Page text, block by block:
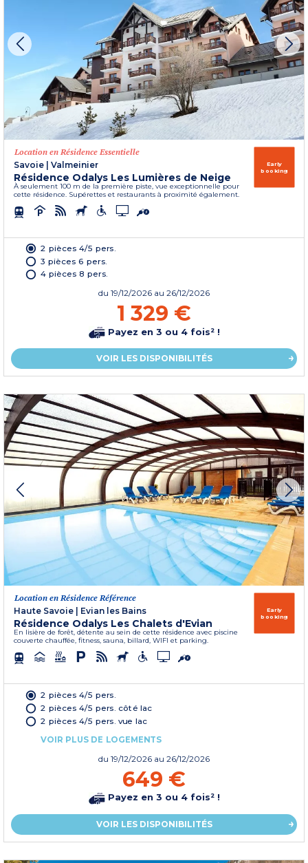
Location en Résidence Essentielle
Savoie
Valmeinier
Résidence Odalys Les Lumières de Neige
À seulement 100 m de la première piste, vue exceptionnelle pour
cette résidence. Supérettes et restaurants à proximité également.
Early
booking
2 pièces 4/5 pers.
3 pièces 6 pers.
4 pièces 8 pers.
du 19/12/2026 au 26/12/2026
1 329 €
Payez en 3 ou 4 fois² !
VOIR LES DISPONIBILITÉS
Location en Résidence Référence
Haute Savoie
Evian les Bains
Résidence Odalys Les Chalets d'Evian
En lisière de forêt, détente au sein de cette résidence avec piscine
couverte chauffée, fitness, sauna, billard, WIFI et parking.
Early
booking
2 pièces 4/5 pers.
2 pièces 4/5 pers. côté lac
2 pièces 4/5 pers. vue lac
VOIR PLUS DE LOGEMENTS
du 19/12/2026 au 26/12/2026
649 €
Payez en 3 ou 4 fois² !
VOIR LES DISPONIBILITÉS